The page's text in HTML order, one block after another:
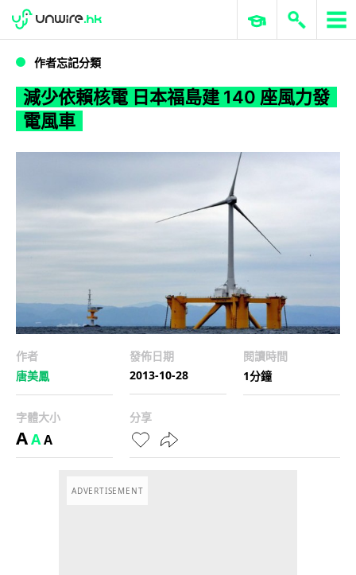
WWDC 2026 ERP 與商業 AI
作者忘記分類
減少依賴核電 日本福島建 140 座風力發
電風車
作者
唐美鳳
發佈日期
2013-10-28
閱讀時間
1分鐘
字體大小
AAA
分享
ADVERTISEMENT